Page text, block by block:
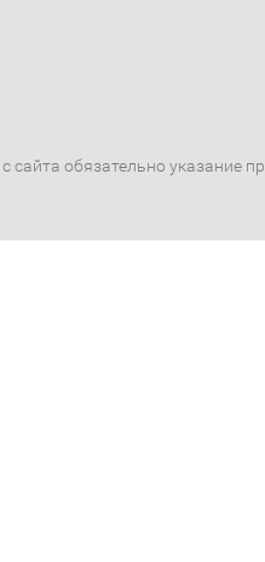
сайта обязательно указание